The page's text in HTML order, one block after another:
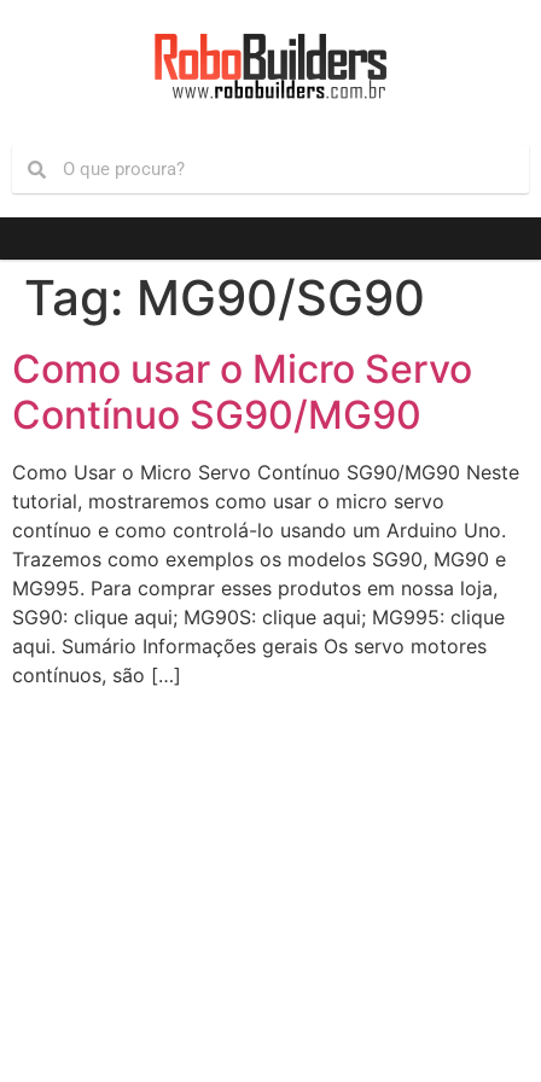
Tag: MG90/SG90
Como usar o Micro Servo
Contínuo SG90/MG90
Como Usar o Micro Servo Contínuo SG90/MG90 Neste
tutorial, mostraremos como usar o micro servo
contínuo e como controlá-lo usando um Arduino Uno.
Trazemos como exemplos os modelos SG90, MG90 e
MG995. Para comprar esses produtos em nossa loja,
SG90: clique aqui; MG90S: clique aqui; MG995: clique
aqui. Sumário Informações gerais Os servo motores
contínuos, são […]